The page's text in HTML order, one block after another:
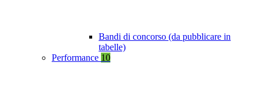
Bandi di concorso (da pubblicare in
tabelle)
Performance 10